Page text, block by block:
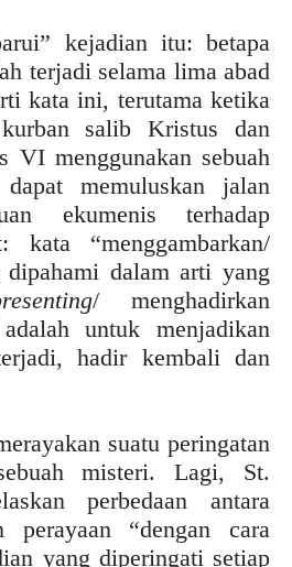
kejadian itu: betapa
terjadi selama lima abad
kata ini, terutama ketika
salib Kristus dan
VI menggunakan sebuah
memuluskan jalan
ekumenis terhadap
kata “menggambarkan/
dalam arti yang
/ menghadirkan
untuk menjadikan
hadir kembali dan
suatu peringatan
misteri. Lagi, St.
perbedaan antara
perayaan “dengan cara
yang diperingati setiap